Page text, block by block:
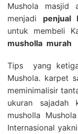
Mushola masjid
menjadi penjual
untuk membeli
musholla murah
Tips yang
Mushola. karpet
meminimalisir
ukuran sajadah
musholla
Internasional